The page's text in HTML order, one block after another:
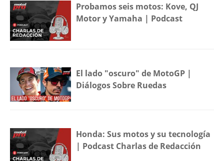
Probamos seis motos: Kove, QJ
Motor y Yamaha | Podcast
El lado "oscuro" de MotoGP |
Diálogos Sobre Ruedas
Honda: Sus motos y su tecnología
| Podcast Charlas de Redacción